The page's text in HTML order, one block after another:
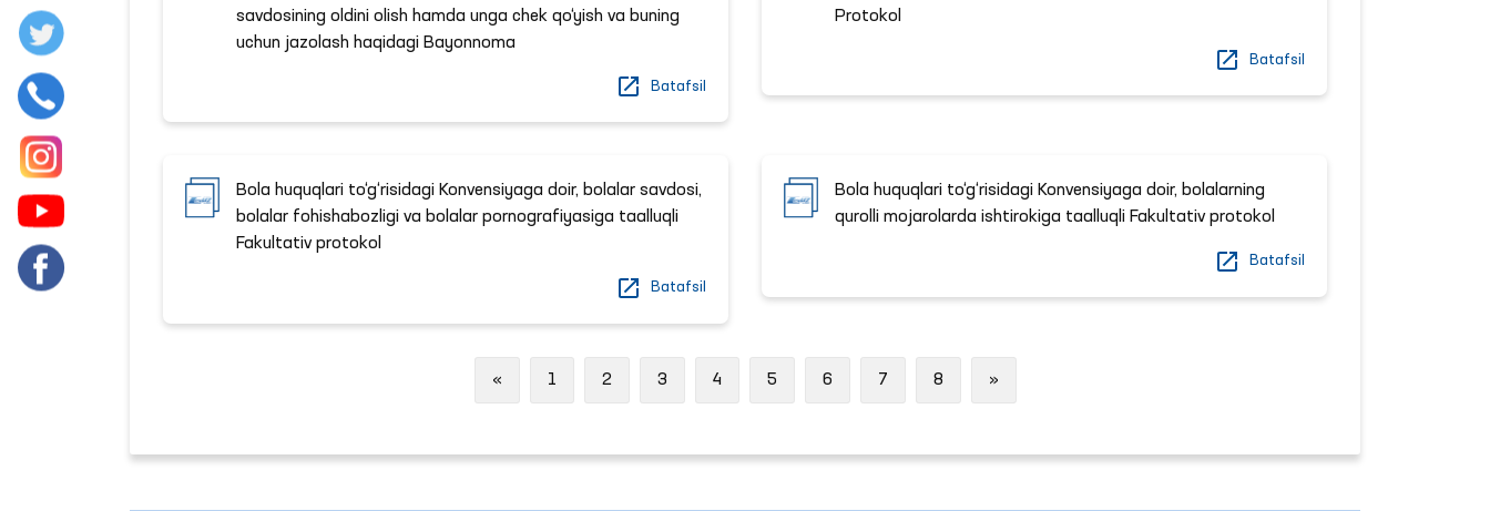
savdosining oldini olish hamda unga chek qo‘yish va buning
uchun jazolash haqidagi Bayonnoma
Batafsil
Protokol
Batafsil
Bola huquqlari to‘g‘risidagi Konvensiyaga doir, bolalar savdosi,
bolalar fohishabozligi va bolalar pornografiyasiga taalluqli
Fakultativ protokol
Batafsil
Bola huquqlari to‘g‘risidagi Konvensiyaga doir, bolalarning
qurolli mojarolarda ishtirokiga taalluqli Fakultativ protokol
Batafsil
«Previous
1 2 3 4 5 6 7 8 »Next